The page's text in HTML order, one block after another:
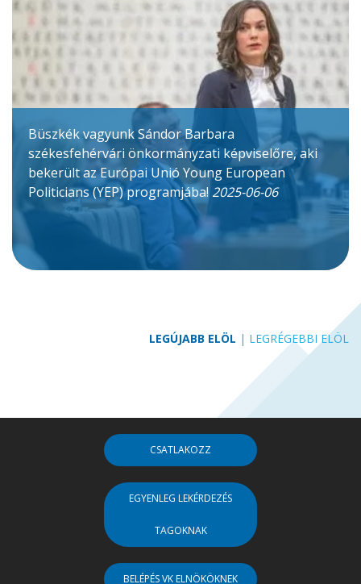
Büszkék vagyunk Sándor Barbara
székesfehérvári önkormányzati képviselőre, aki
bekerült az Európai Unió Young European
Politicians (YEP) programjába!2025-06-06
LEGÚJABB ELÖL | LEGRÉGEBBI ELÖL
CSATLAKOZZ
EGYENLEG LEKÉRDEZÉS
TAGOKNAK
BELÉPÉS VK ELNÖKÖKNEK